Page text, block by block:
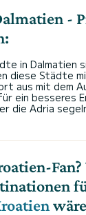
-
in Dalmatien
diese Städte
aus mit dem
ein besseres
die Adria